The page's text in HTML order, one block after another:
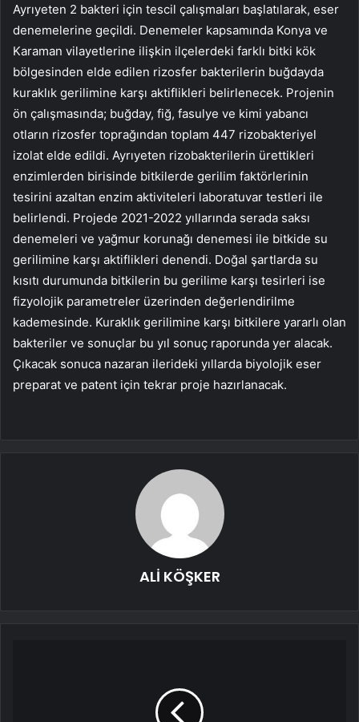
Ayrıyeten 2 bakteri için tescil çalışmaları başlatılarak, eser
denemelerine geçildi. Denemeler kapsamında Konya ve
Karaman vilayetlerine ilişkin ilçelerdeki farklı bitki kök
bölgesinden elde edilen rizosfer bakterilerin buğdayda
kuraklık gerilimine karşı aktiflikleri belirlenecek. Projenin
ön çalışmasında; buğday, fiğ, fasulye ve kimi yabancı
otların rizosfer toprağından toplam 447 rizobakteriyel
izolat elde edildi. Ayrıyeten rizobakterilerin ürettikleri
enzimlerden birisinde bitkilerde gerilim faktörlerinin
tesirini azaltan enzim aktiviteleri laboratuvar testleri ile
belirlendi. Projede 2021-2022 yıllarında serada saksı
denemeleri ve yağmur korunağı denemesi ile bitkide su
gerilimine karşı aktiflikleri denendi. Doğal şartlarda su
kısıtı durumunda bitkilerin bu gerilime karşı tesirleri ise
fizyolojik parametreler üzerinden değerlendirilme
kademesinde. Kuraklık gerilimine karşı bitkilere yararlı olan
bakteriler ve sonuçlar bu yıl sonuç raporunda yer alacak.
Çıkacak sonuca nazaran ilerideki yıllarda biyolojik eser
preparat ve patent için tekrar proje hazırlanacak.
ALİ KÖŞKER